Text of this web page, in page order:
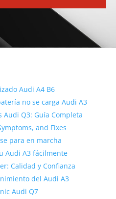
Audi A4 B6
no se carga Audi A3
Q3: Guía Completa
and Fixes
para en marcha
Audi A3 fácilmente
Calidad y Confianza
del Audi A3
Audi Q7